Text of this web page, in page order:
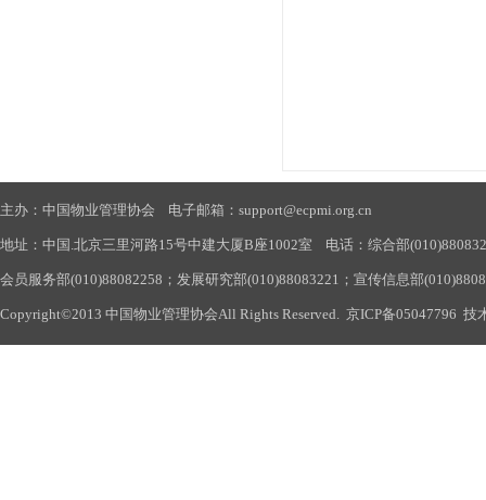
主办：中国物业管理协会 电子邮箱：support@ecpmi.org.cn
地址：中国.北京三里河路15号中建大厦B座1002室 电话：综合部
会员服务部(010)88082258；发展研究部(010)88083221；宣传信息部
Copyright©2013 中国物业管理协会All Rights Reserved. 京ICP备05047796 技